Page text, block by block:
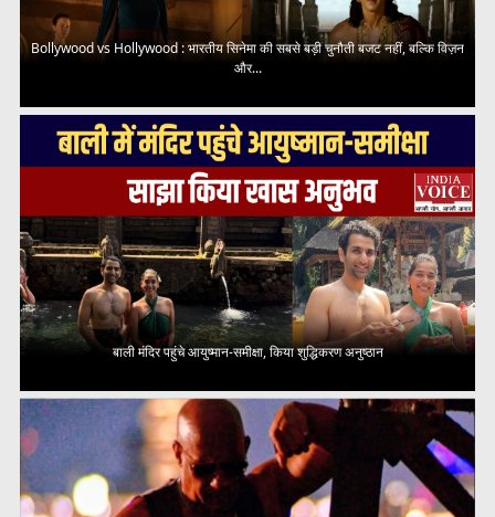
Bollywood vs Hollywood : भारतीय सिनेमा की सबसे बड़ी चुनौती बजट नहीं, बल्कि विज़न
और...
बाली मंदिर पहुंचे आयुष्मान-समीक्षा, किया शुद्धिकरण अनुष्ठान